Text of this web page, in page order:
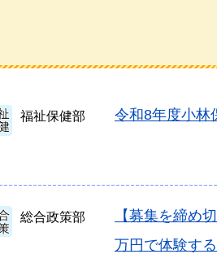
福祉保健部 令和8年度小林
総合政策部
【募集を締め
万円で体験す